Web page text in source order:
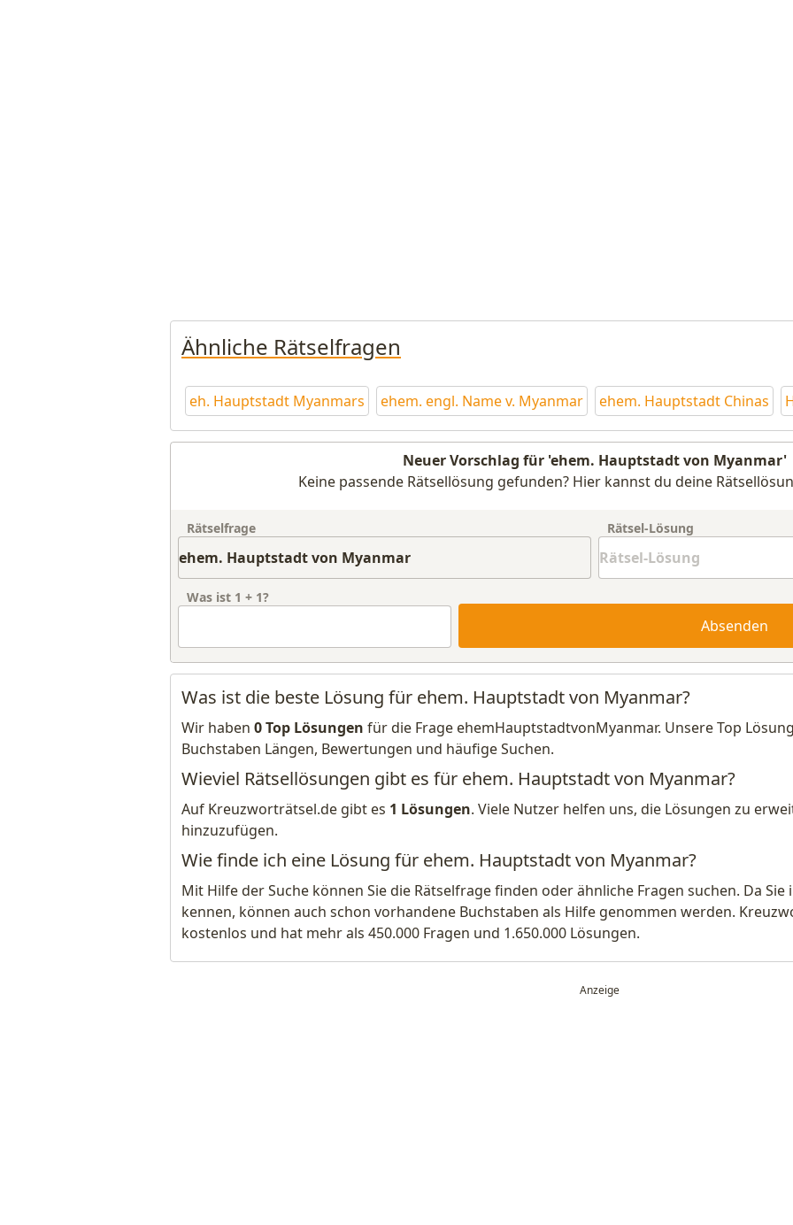
Ähnliche Rätselfragen
eh. Hauptstadt Myanmars ehem. engl. Name v. Myanmar ehem. Hauptstadt Chinas
Neuer Vorschlag für 'ehem. Hauptstadt von Myanmar'
Keine passende Rätsellösung gefunden? Hier kannst du deine
Rätselfrage Rätsel-Lösung
Was ist 1 + 1?
Absenden
Was ist die beste Lösung für ehem. Hauptstadt von Myanmar?
Wir haben 0 Top Lösungen für die Frage ehemHauptstadtvonMyanmar. Unsere Top
Buchstaben Längen, Bewertungen und häufige Suchen.
Wieviel Rätsellösungen gibt es für ehem. Hauptstadt von Myanmar?
Auf Kreuzworträtsel.de gibt es 1 Lösungen. Viele Nutzer helfen uns, die Lösungen zu
hinzuzufügen.
Wie finde ich eine Lösung für ehem. Hauptstadt von Myanmar?
Mit Hilfe der Suche können Sie die Rätselfrage finden oder ähnliche Fragen suchen. Da
kennen, können auch schon vorhandene Buchstaben als Hilfe genommen werden.
kostenlos und hat mehr als 450.000 Fragen und 1.650.000 Lösungen.